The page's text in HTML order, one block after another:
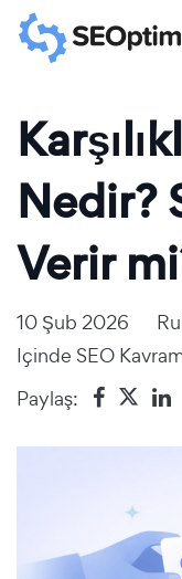
Nedir?
Verir
10 Şub 2026
Içinde SEO
Paylaş: